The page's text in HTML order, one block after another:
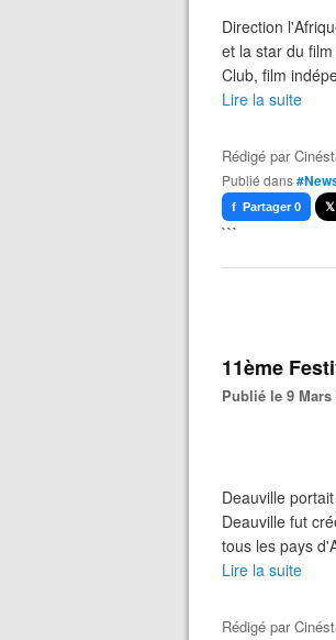
Direction
et la star du
Club, film
Lire la suite
Rédigé par
Publié dans
f Partager 0 𝕏
```
11ème
Publié le 9 Mars
Deauville
Deauville fut
tous les pays
Lire la suite
Rédigé par